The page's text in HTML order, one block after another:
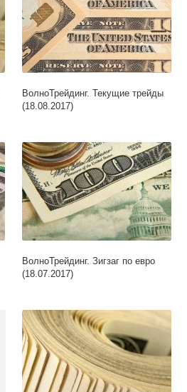
ВолноТрейдинг. Текущие трейды
(18.08.2017)
ВолноТрейдинг. Зигзаг по евро
(18.07.2017)